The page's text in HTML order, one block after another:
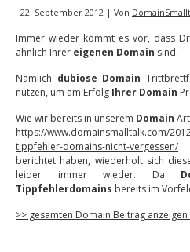
22. September 2012 | Von
Immer wieder kommt es vor, dass
ähnlich Ihrer eigenen Domain sind.
Nämlich dubiose Domain
nutzen, um am Erfolg Ihrer Domain
Wie wir bereits in unserem Domain
https://www.domainsmalltalk.com/
tippfehler-domains-nicht-vergessen/
berichtet haben, wiederholt sich
leider immer wieder. Da
Tippfehlerdomains bereits im
>> gesamten Domain Beitrag anzeigen